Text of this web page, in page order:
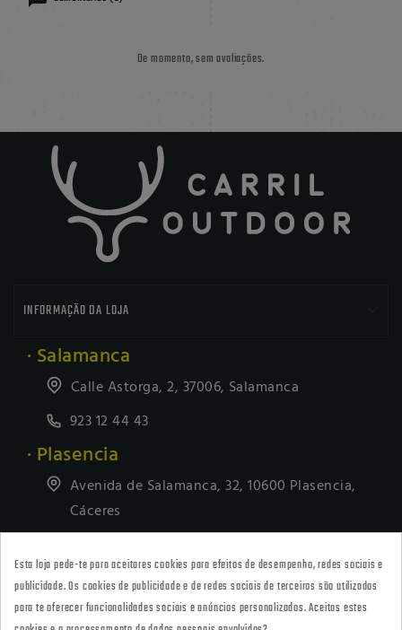
De momento, sem avaliações.
INFORMAÇÃO DA LOJA
· Salamanca
Calle Astorga, 2, 37006, Salamanca
923 12 44 43
· Plasencia
Avenida de Salamanca, 32, 10600 Plasencia,
Cáceres
· Tienda Online
marketing@armeriacarril.com
Esta loja pede-te para aceitares cookies para efeitos de desempenho, redes sociais e
publicidade. Os cookies de publicidade e de redes sociais de terceiros são utilizados
para te oferecer funcionalidades sociais e anúncios personalizados. Aceitas estes